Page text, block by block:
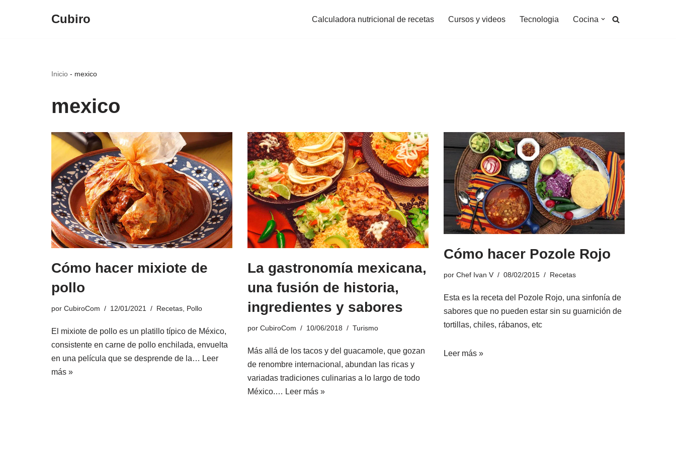
Cubiro Calculadora nutricional de recetas Cursos y videos Tecnologia Cocina
Inicio - mexico
mexico
Cómo hacer mixiote de
pollo
por CubiroCom 12/01/2021 Recetas, Pollo
El mixiote de pollo es un platillo típico de México,
consistente en carne de pollo enchilada, envuelta
en una película que se desprende de la… Leer
más »
La gastronomía mexicana,
una fusión de historia,
ingredientes y sabores
por CubiroCom 10/06/2018 Turismo
Más allá de los tacos y del guacamole, que gozan
de renombre internacional, abundan las ricas y
variadas tradiciones culinarias a lo largo de todo
México.… Leer más »
Cómo hacer Pozole Rojo
por Chef Ivan V 08/02/2015 Recetas
Esta es la receta del Pozole Rojo, una sinfonía de
sabores que no pueden estar sin su guarnición de
tortillas, chiles, rábanos, etc
Leer más »